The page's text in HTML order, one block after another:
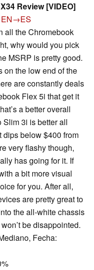
Review [VIDEO]
EN→ES
all the Chromebook
why would you pick
MSRP is pretty good.
on the low end of the
are constantly deals
Flex 5i that get it
a better overall
Slim 3i is better all
below $400 from
very flashy though,
has going for it. If
a bit more visual
for you. After all,
are pretty great to
the all-white chassis
be disappointed.
Fecha: